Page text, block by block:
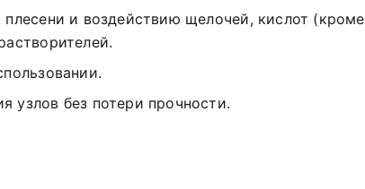
плесени и воздействию щелочей, кислот (кроме
узлов без потери прочности.